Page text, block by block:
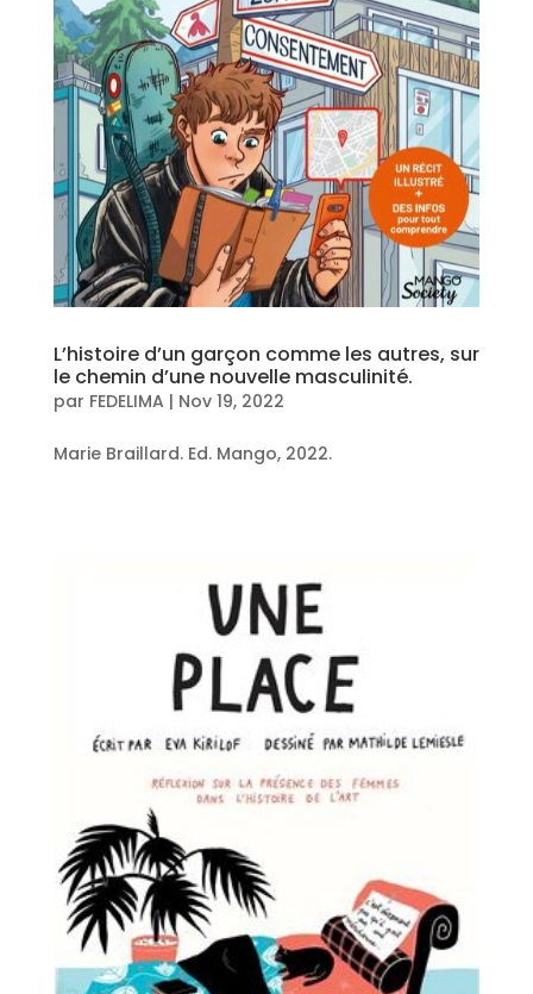
L’histoire d’un garçon comme les autres, sur
le chemin d’une nouvelle masculinité.
par FEDELIMA | Nov 19, 2022
Marie Braillard. Ed. Mango, 2022.